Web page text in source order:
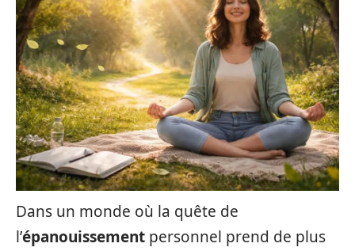
Dans un monde où la quête de
l’épanouissement personnel prend de plus